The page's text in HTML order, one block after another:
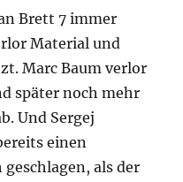
Brett 7 immer
Material und
Marc Baum verlor
später noch mehr
Und Sergej
einen
als der